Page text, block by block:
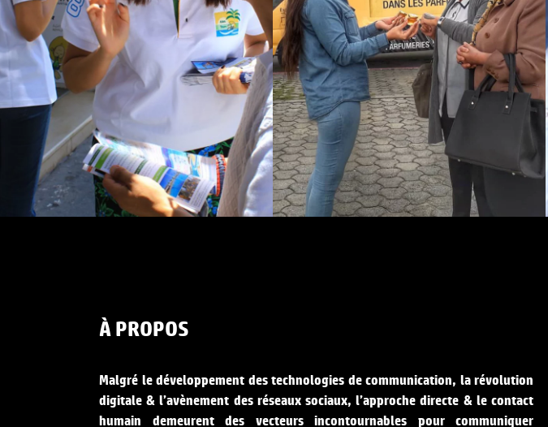
DISTRIBUTION &
PROMOTION
DÉMONSTRATION
& TEST PRODUIT
À PROPOS
Malgré le développement des technologies de communication, la révolution
digitale & l’avènement des réseaux sociaux, l’approche directe & le contact
humain demeurent des vecteurs incontournables pour communiquer